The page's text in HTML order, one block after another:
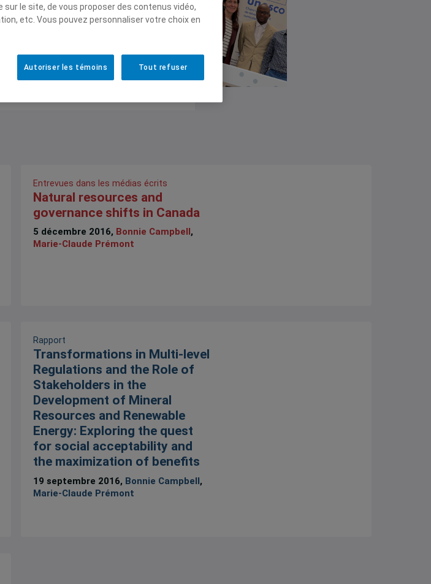
Entrevues dans les médias écrits
Natural resources and
governance shifts in Canada
5 décembre 2016, Bonnie Campbell,
Marie-Claude Prémont
Rapport
Transformations in Multi-level
Regulations and the Role of
Stakeholders in the
Development of Mineral
Resources and Renewable
Energy: Exploring the quest
for social acceptability and
the maximization of benefits
19 septembre 2016, Bonnie Campbell,
Marie-Claude Prémont
le site, de vous proposer des contenus vidéo,
etc. Vous pouvez personnaliser votre choix en
Tout refuser
Autoriser les témoins